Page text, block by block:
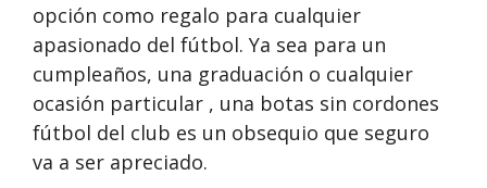
opción como regalo para cualquier
apasionado del fútbol. Ya sea para un
cumpleaños, una graduación o cualquier
ocasión particular , una botas sin cordones
fútbol del club es un obsequio que seguro
va a ser apreciado.